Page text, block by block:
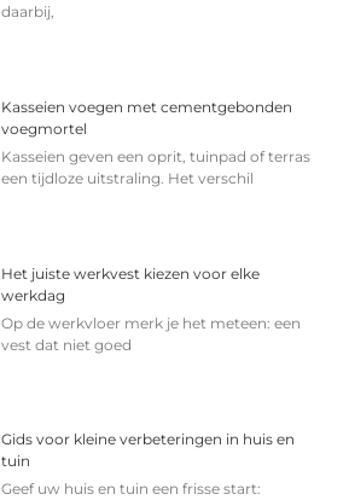
daarbij,
Kasseien voegen met cementgebonden
voegmortel
Kasseien geven een oprit, tuinpad of terras
een tijdloze uitstraling. Het verschil
Het juiste werkvest kiezen voor elke
werkdag
Op de werkvloer merk je het meteen: een
vest dat niet goed
Gids voor kleine verbeteringen in huis en
tuin
Geef uw huis en tuin een frisse start: